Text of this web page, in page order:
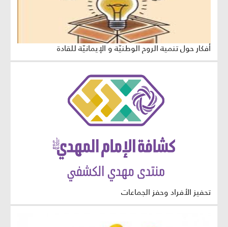
أفكار حول تنمية الروح الوطنيّة و الإيمانيّة للقادة
تحفيز الأفراد وحفز الجماعات